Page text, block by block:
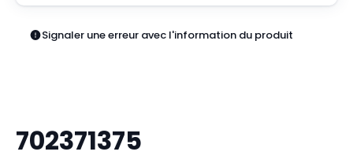
Signaler une erreur avec l'information du produit
702371375